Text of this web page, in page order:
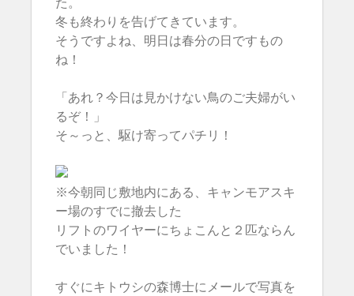
冬も終わりを告げてきています。
そうですよね、明日は春分の日ですもの
ね！
「あれ？今日は見かけない鳥のご夫婦がい
るぞ！」
そ～っと、駆け寄ってパチリ！
※今朝同じ敷地内にある、キャンモアスキ
ー場のすでに撤去した
リフトのワイヤーにちょこんと２匹ならん
でいました！
すぐにキトウシの森博士にメールで写真を